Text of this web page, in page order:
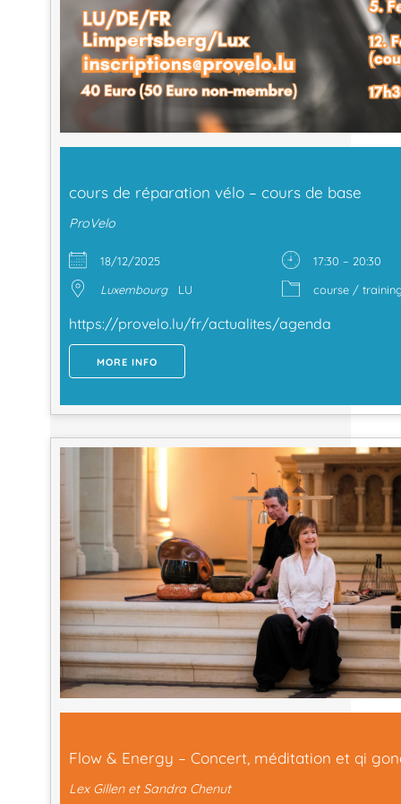
cours de réparation vélo – cours de base
ProVelo
18/12/2025
17:30 – 20:30
Luxembourg
LU course /
https://provelo.lu/fr/actualites/agenda
MORE INFO
Flow & Energy – Concert, méditation et qi
Lex Gillen et Sandra Chenut